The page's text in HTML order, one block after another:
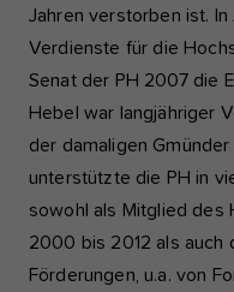
Jahren verstorben ist.
Verdienste für die
Senat der PH 2007 die
Hebel war langjähriger
der damaligen Gmünder
unterstützte die PH in
sowohl als Mitglied des
2000 bis 2012 als auch
Förderungen, u.a. von
Zweck
Diese